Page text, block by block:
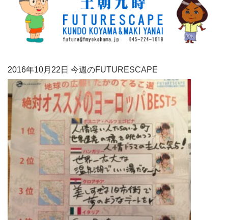
2016年10月22日 今週のFUTURESCAPE